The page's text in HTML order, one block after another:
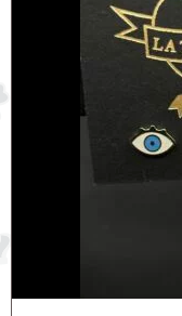
Oeil